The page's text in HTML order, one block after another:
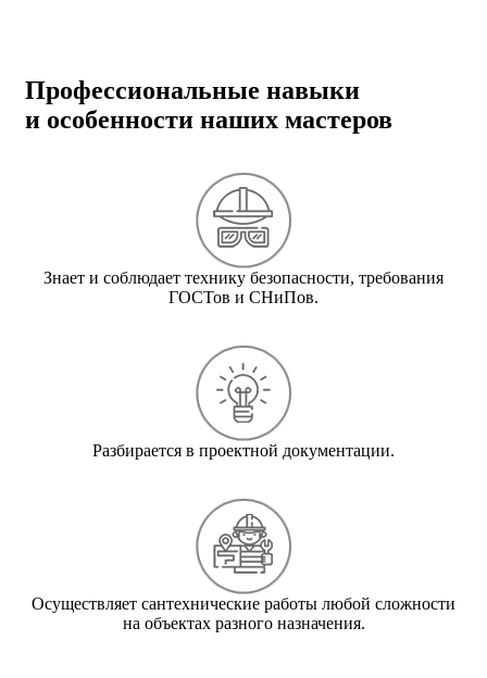
Профессиональные навыки
и особенности наших мастеров
Знает и соблюдает технику безопасности, требования
ГОСТов и СНиПов.
Разбирается в проектной документации.
Осуществляет сантехнические работы любой сложности
на объектах разного назначения.